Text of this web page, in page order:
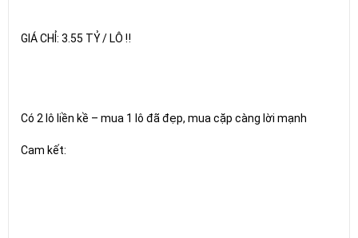
GIÁ CHỈ: 3.55 TỶ / LÔ ‼️
Có 2 lô liền kề – mua 1 lô đã đẹp, mua cặp càng lời mạnh
Cam kết: